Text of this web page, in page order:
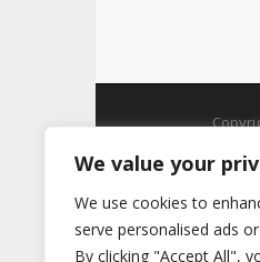
We value your
We use cookies to
serve personalised ads
By clicking "Accept All",